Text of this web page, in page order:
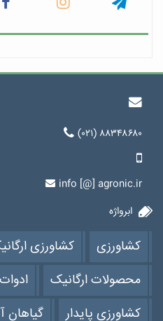
(۰۲۱) ۸۸۳۴۸۶۸۰
info [@] agronic.ir
ابرواژه
کشاورزی کشاورزی
محصولات ارگانیک
کشاورزی پایدار
گیاهان